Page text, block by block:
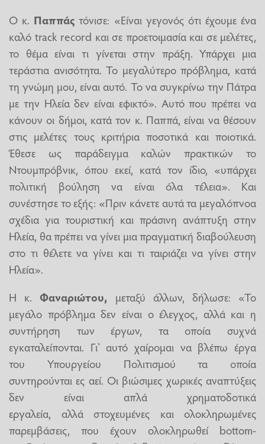
Ο κ. Παππάς τόνισε: «Είναι γεγονός ότι έχουμε ένα
καλό track record και σε προετοιμασία και σε μελέτες,
το θέμα είναι τι γίνεται στην πράξη. Υπάρχει μια
τεράστια ανισότητα. Το μεγαλύτερο πρόβλημα, κατά
τη γνώμη μου, είναι αυτό. Το να συγκρίνω την Πάτρα
με την Ηλεία δεν είναι εφικτό». Αυτό που πρέπει να
κάνουν οι δήμοι, κατά τον κ. Παππά, είναι να θέσουν
στις μελέτες τους κριτήρια ποσοτικά και ποιοτικά.
Έθεσε ως παράδειγμα καλών πρακτικών το
Ντουμπρόβνικ, όπου εκεί, κατά τον ίδιο, «υπάρχει
πολιτική βούληση να είναι όλα τέλεια». Και
συνέστησε το εξής: «Πριν κάνετε αυτά τα μεγαλόπνοα
σχέδια για τουριστική και πράσινη ανάπτυξη στην
Ηλεία, θα πρέπει να γίνει μια πραγματική διαβούλευση
στο τι θέλετε να γίνει και τι ταιριάζει να γίνει στην
Ηλεία».
Η κ. Φαναριώτου, μεταξύ άλλων, δήλωσε: «Το
μεγάλο πρόβλημα δεν είναι ο έλεγχος, αλλά και η
συντήρηση των έργων, τα οποία συχνά
εγκαταλείπονται. Γι’ αυτό χαίρομαι να βλέπω έργα
του Υπουργείου Πολιτισμού τα οποία
συντηρούνται ες αεί. Οι βιώσιμες χωρικές αναπτύξεις
δεν είναι απλά χρηματοδοτικά
εργαλεία, αλλά στοχευμένες και ολοκληρωμένες
παρεμβάσεις, που έχουν ολοκληρωθεί bottom-